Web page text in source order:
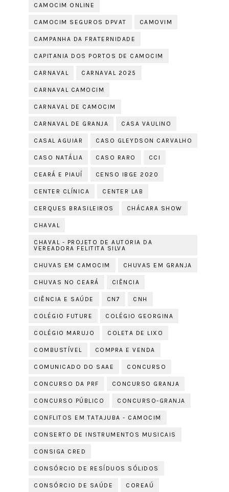
CAMOCIM ONLINE
CAMOCIM SEGUROS DPVAT CAMOVIM
CAMPANHA DA FRATERNIDADE
CAPITANIA DOS PORTOS DE CAMOCIM
CARNAVAL CARNAVAL 2025
CARNAVAL CAMOCIM
CARNAVAL DE CAMOCIM
CARNAVAL DE GRANJA CASA VAULINO
CASAL AGUIAR CASO GLEYDSON CARVALHO
CASO NATÁLIA CASO RARO CCI
CEARÁ E PIAUÍ CENSO IBGE 2020
CENTER CLÍNICA CENTER LAB
CERQUES BRASILEIROS CHÁCARA SHOW
CHAVAL
CHAVAL - PROJETO DE AUTORIA DA
VEREADORA FELITITA SILVA
CHUVAS EM CAMOCIM CHUVAS EM GRANJA
CHUVAS NO CEARÁ CIÊNCIA
CIÊNCIA E SAÚDE CN7 CNH
COLÉGIO FUTURE COLÉGIO GEORGINA
COLÉGIO MARUJO COLETA DE LIXO
COMBUSTÍVEL COMPRA E VENDA
COMUNICADO DO SAAE CONCURSO
CONCURSO DA PRF CONCURSO GRANJA
CONCURSO PÚBLICO CONCURSO-GRANJA
CONFLITOS EM TATAJUBA - CAMOCIM
CONSERTO DE INSTRUMENTOS MUSICAIS
CONSIGA CRED
CONSÓRCIO DE RESÍDUOS SÓLIDOS
CONSÓRCIO DE SAÚDE COREAÚ